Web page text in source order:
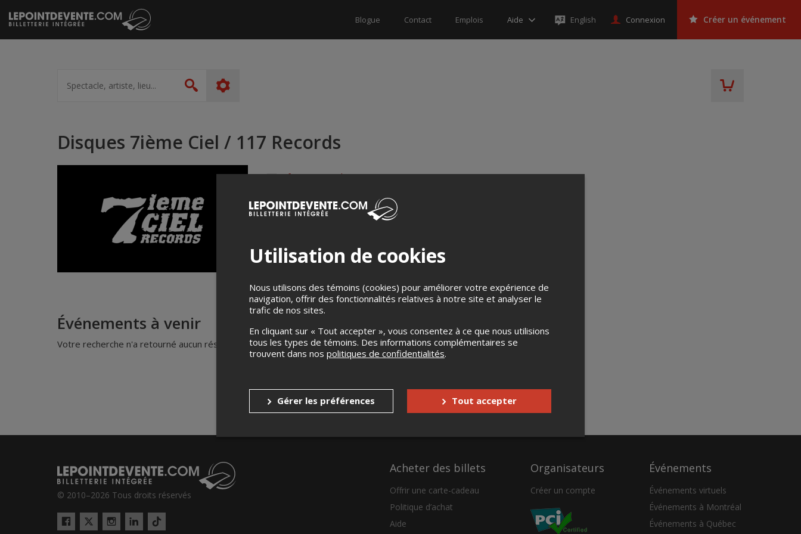
Passer
au
contenu
Blogue Contact Emplois Aide English Connexion Créer un événement
artiste,
lieu...
Rechercher
Disques 7ième Ciel / 117 Records
info@7iemeciel.ca
Événements à venir
Votre recherche n'a retourné aucun résultat.
© 2010–2026 Tous droits réservés
Twitter Tiktok
Acheter des billets
Offrir une carte-cadeau
Politique d’achat
Aide
Organisateurs
Créer un compte
Événements
Événements virtuels
Événements à Montréal
Événements à Québec
Utilisation de cookies
Nous utilisons des témoins (cookies) pour améliorer votre expérience de
navigation, offrir des fonctionnalités relatives à notre site et analyser le
trafic de nos sites.
En cliquant sur « Tout accepter », vous consentez à ce que nous utilisions
tous les types de témoins. Des informations complémentaires se
trouvent dans nos politiques de confidentialités.
Gérer les préférences Tout accepter